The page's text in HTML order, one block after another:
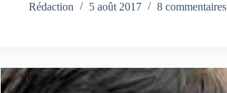
Rédaction
5 août 2017 8 commentaires